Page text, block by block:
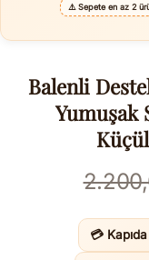
⚠️ Sepete en az 2
Balenli
Yumuşak
💳